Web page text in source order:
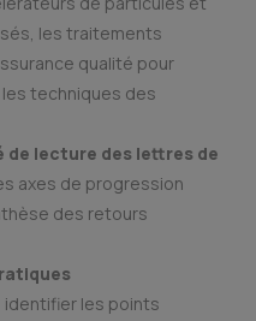
les traitements
qualité pour
techniques des
de lecture des lettres de
axes de progression
des retours
identifier les points